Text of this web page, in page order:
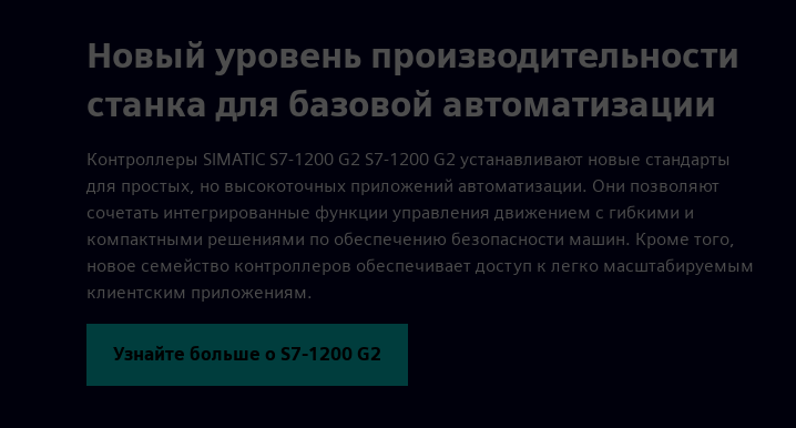
Новый уровень производительности
станка для базовой автоматизации
Контроллеры SIMATIC S7-1200 G2 S7-1200 G2 устанавливают новые стандарты
для простых, но высокоточных приложений автоматизации. Они позволяют
сочетать интегрированные функции управления движением с гибкими и
компактными решениями по обеспечению безопасности машин. Кроме того,
новое семейство контроллеров обеспечивает доступ к легко масштабируемым
клиентским приложениям.
Узнайте больше о S7-1200 G2